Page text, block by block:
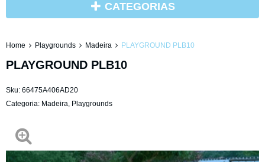
CATEGORIAS
Home Playgrounds Madeira PLAYGROUND PLB10
PLAYGROUND PLB10
Sku: 66475A406AD20
Categoria: Madeira, Playgrounds